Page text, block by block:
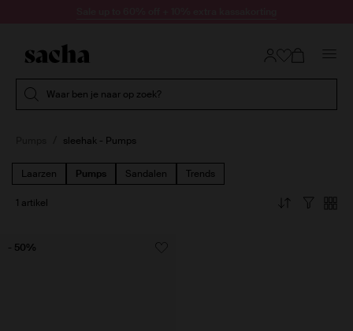
Waar ben je naar op zoek?
sleehak - Pumps
Laarzen Pumps Sandalen Trends
1 artikel
- 50%